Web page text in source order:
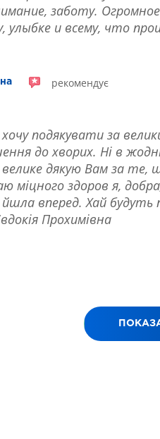
заботу.
и всему, что
рекомендує
подякувати за
до хворих. Ні в
дякую Вам за те,
здоров я,
вперед. Хай будуть
Прохимівна